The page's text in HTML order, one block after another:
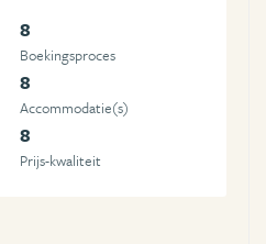
8
Boekingsproces
8
Accommodatie(s)
8
Prijs-kwaliteit